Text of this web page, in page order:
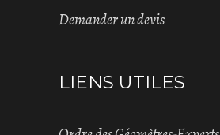
Demander un devis
LIENS UTILES